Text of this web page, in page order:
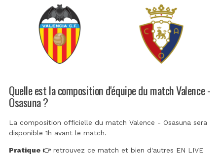
Quelle est la composition d'équipe du match Valence -
Osasuna ?
La composition officielle du match Valence - Osasuna sera
disponible 1h avant le match.
Pratique 👉retrouvez ce match et bien d'autres EN LIVE